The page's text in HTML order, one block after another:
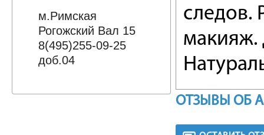
м.Римская
Рогожский Вал 15
8(495)255-09-25
доб.04
следов.
макияж.
ОТЗЫВЫ ОБ